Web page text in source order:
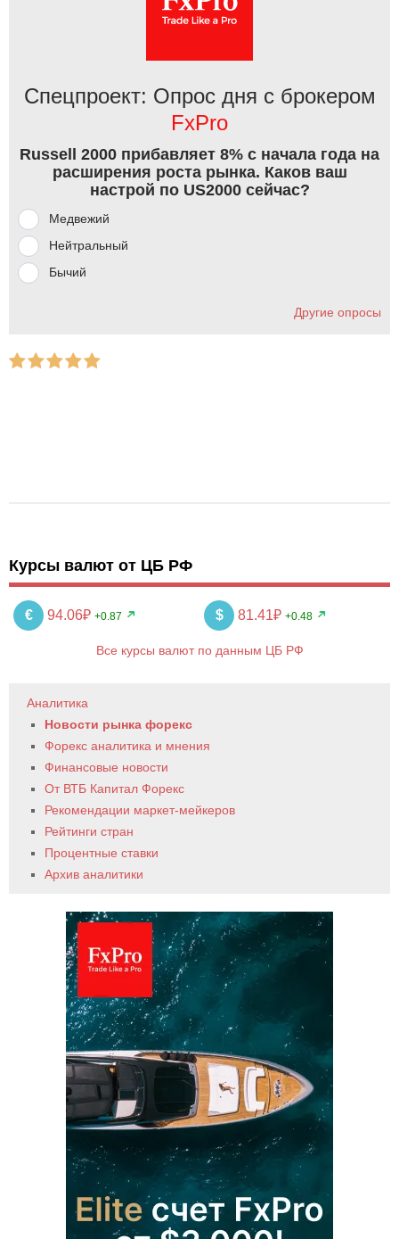
Спецпроект: Опрос дня с брокером
FxPro
Russell 2000 прибавляет 8% с начала года на
расширения роста рынка. Каков ваш
настрой по US2000 сейчас?
Медвежий
Нейтральный
Бычий
Другие опросы
Курсы валют от ЦБ РФ
€ 94.06₽ +0.87 $ 81.41₽ +0.48
Все курсы валют по данным ЦБ РФ
Аналитика
Новости рынка форекс
Форекс аналитика и мнения
Финансовые новости
От ВТБ Капитал Форекс
Рекомендации маркет-мейкеров
Рейтинги стран
Процентные ставки
Архив аналитики